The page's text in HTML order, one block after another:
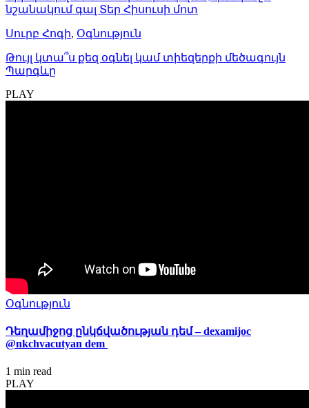
նշանակում գալ Տեր Հիսուսի մոտ
Սուրբ Հոգի, Օգնություն
Թույլ կտա՞ս քեզ օգնել կամ տիեզերքի մեծագույն
Պարգևը
PLAY
Օգնություն
Դեղամիջոց ընկճվածության դեմ – dexamijoc
@nkchvacutyan dem
1 min read
PLAY